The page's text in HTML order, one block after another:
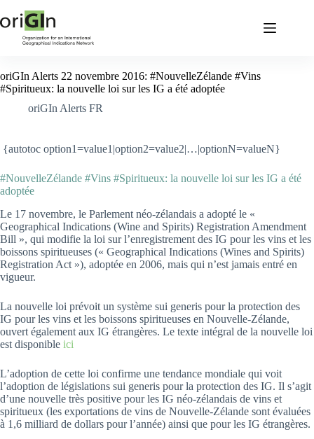
oriGIn Alerts 22 novembre 2016: #NouvelleZélande #Vins
#Spiritueux: la nouvelle loi sur les IG a été adoptée
oriGIn Alerts FR
{autotoc option1=value1|option2=value2|…|optionN=valueN}
#NouvelleZélande #Vins #Spiritueux: la nouvelle loi sur les IG a été
adoptée
Le 17 novembre, le Parlement néo-zélandais a adopté le «
Geographical Indications (Wine and Spirits) Registration Amendment
Bill », qui modifie la loi sur l’enregistrement des IG pour les vins et les
boissons spiritueuses (« Geographical Indications (Wines and Spirits)
Registration Act »), adoptée en 2006, mais qui n’est jamais entré en
vigueur.
La nouvelle loi prévoit un système sui generis pour la protection des
IG pour les vins et les boissons spiritueuses en Nouvelle-Zélande,
ouvert également aux IG étrangères. Le texte intégral de la nouvelle loi
est disponible ici
L’adoption de cette loi confirme une tendance mondiale qui voit
l’adoption de législations sui generis pour la protection des IG. Il s’agit
d’une nouvelle très positive pour les IG néo-zélandais de vins et
spiritueux (les exportations de vins de Nouvelle-Zélande sont évaluées
à 1,6 milliard de dollars pour l’année) ainsi que pour les IG étrangères.